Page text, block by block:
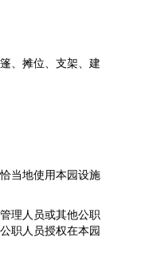
、摊位、支架、建
当地使用本园设施
理人员或其他公职
职人员授权在本园